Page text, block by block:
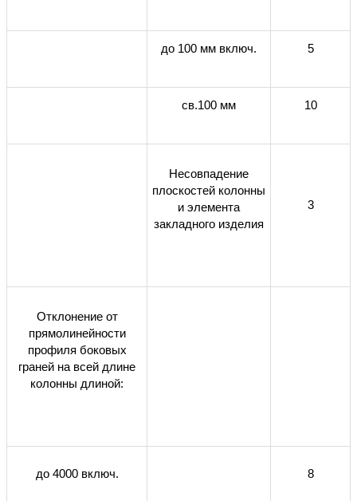
до 100 мм включ. 5
св.100 мм 10
Несовпадение
плоскостей колонны
и элемента
закладного изделия
3
Отклонение от
прямолинейности
профиля боковых
граней на всей длине
колонны длиной:
до 4000 включ. 8